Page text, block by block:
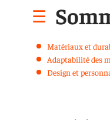
Matériaux et
Adaptabilité des
Design et